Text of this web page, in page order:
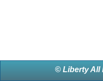
© Liberty All